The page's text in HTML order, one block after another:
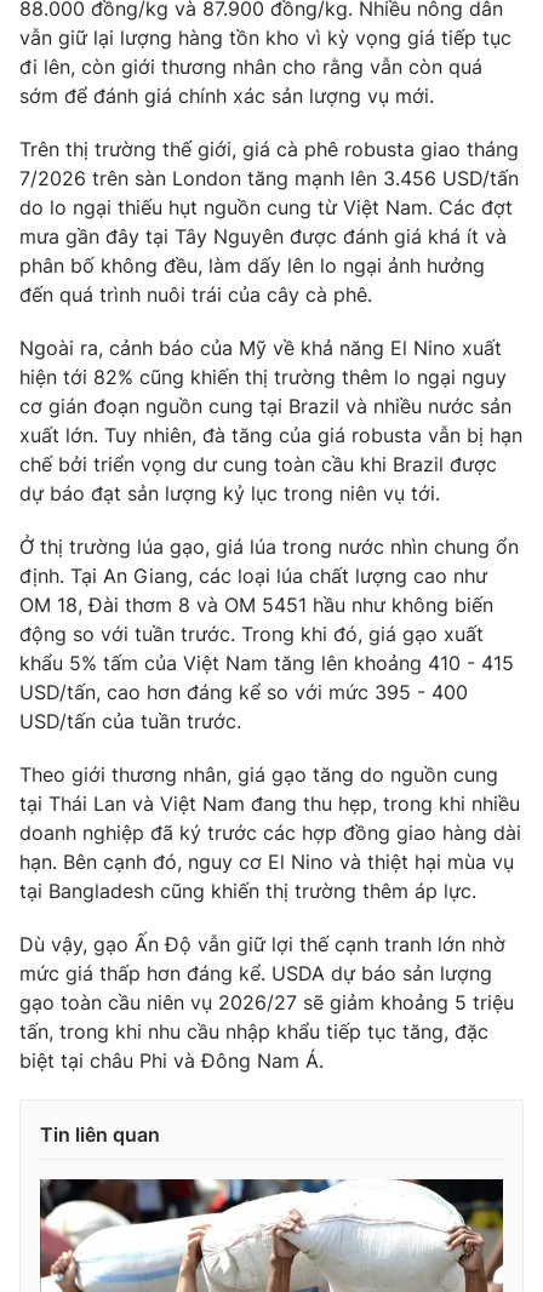
Thị trường
Tư vấn
Lịch phát sóng
Emagazine Podcast
Photo Infographic
VTV Money VTV Thể thao
VTV Sức khoẻ Bất động sản
VTV4 Vươn mình bằng AI
VTV9 VTV8
Liên hệ tòa soạn
THỜI BÁO VTV
Theo dõi báo trên
Cơ quan chủ quản:Đài Truyền hình Việt Nam
cấp ngày 29/12/2023
Tổng Biên tập:Vũ Thanh Thủy
Phó Tổng Biên tập:Nguyễn Thị Mỹ Hạnh, Phạm Quốc Thắng,
Nguyễn Trọng Ninh
Tổng đài VTV:024.38 355 931 - 024.38 355 932
88.000 đồng/kg và 87.900 đồng/kg. Nhiều nông dân
vẫn giữ lại lượng hàng tồn kho vì kỳ vọng giá tiếp tục
đi lên, còn giới thương nhân cho rằng vẫn còn quá
sớm để đánh giá chính xác sản lượng vụ mới.
Trên thị trường thế giới, giá cà phê robusta giao tháng
7/2026 trên sàn London tăng mạnh lên 3.456 USD/tấn
do lo ngại thiếu hụt nguồn cung từ Việt Nam. Các đợt
mưa gần đây tại Tây Nguyên được đánh giá khá ít và
phân bố không đều, làm dấy lên lo ngại ảnh hưởng
đến quá trình nuôi trái của cây cà phê.
Ngoài ra, cảnh báo của Mỹ về khả năng El Nino xuất
hiện tới 82% cũng khiến thị trường thêm lo ngại nguy
cơ gián đoạn nguồn cung tại Brazil và nhiều nước sản
xuất lớn. Tuy nhiên, đà tăng của giá robusta vẫn bị hạn
chế bởi triển vọng dư cung toàn cầu khi Brazil được
dự báo đạt sản lượng kỷ lục trong niên vụ tới.
Ở thị trường lúa gạo, giá lúa trong nước nhìn chung ổn
định. Tại An Giang, các loại lúa chất lượng cao như
OM 18, Đài thơm 8 và OM 5451 hầu như không biến
động so với tuần trước. Trong khi đó, giá gạo xuất
khẩu 5% tấm của Việt Nam tăng lên khoảng 410 - 415
USD/tấn, cao hơn đáng kể so với mức 395 - 400
USD/tấn của tuần trước.
Theo giới thương nhân, giá gạo tăng do nguồn cung
tại Thái Lan và Việt Nam đang thu hẹp, trong khi nhiều
doanh nghiệp đã ký trước các hợp đồng giao hàng dài
hạn. Bên cạnh đó, nguy cơ El Nino và thiệt hại mùa vụ
tại Bangladesh cũng khiến thị trường thêm áp lực.
Dù vậy, gạo Ấn Độ vẫn giữ lợi thế cạnh tranh lớn nhờ
mức giá thấp hơn đáng kể. USDA dự báo sản lượng
gạo toàn cầu niên vụ 2026/27 sẽ giảm khoảng 5 triệu
tấn, trong khi nhu cầu nhập khẩu tiếp tục tăng, đặc
biệt tại châu Phi và Đông Nam Á.
Tin liên quan